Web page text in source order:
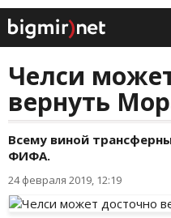
Челси
вернуть
Всему виной
ФИФА.
24 февраля 2019, 12:19